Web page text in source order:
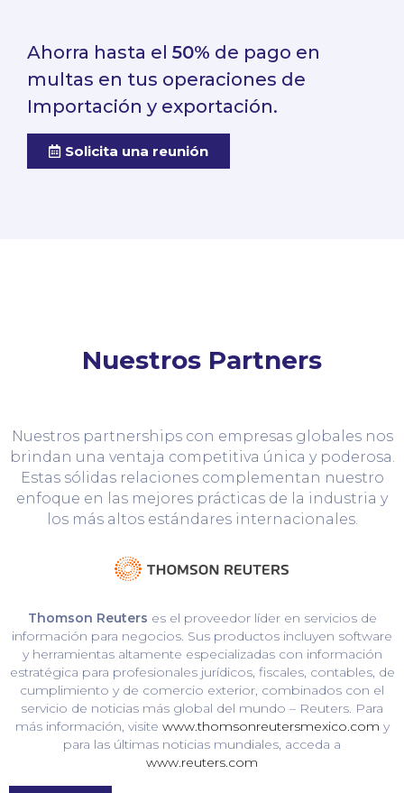
Ahorra hasta el 50% de pago en
multas en tus operaciones de
Importación y exportación.
Solicita una reunión
Nuestros Partners
Nuestros partnerships con empresas globales nos
brindan una ventaja competitiva única y poderosa.
Estas sólidas relaciones complementan nuestro
enfoque en las mejores prácticas de la industria y
los más altos estándares internacionales.
Thomson Reuters es el proveedor líder en servicios de
información para negocios. Sus productos incluyen software
y herramientas altamente especializadas con información
estratégica para profesionales jurídicos, fiscales, contables, de
cumplimiento y de comercio exterior, combinados con el
servicio de noticias más global del mundo – Reuters. Para
más información, visite www.thomsonreutersmexico.com y
para las últimas noticias mundiales, acceda a
www.reuters.com